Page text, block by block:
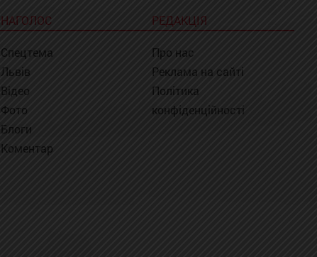
НАГОЛОС
Спецтема
Львів
Відео
Фото
Блоги
Коментар
РЕДАКЦІЯ
Про нас
Реклама на сайті
Політика
конфіденційності